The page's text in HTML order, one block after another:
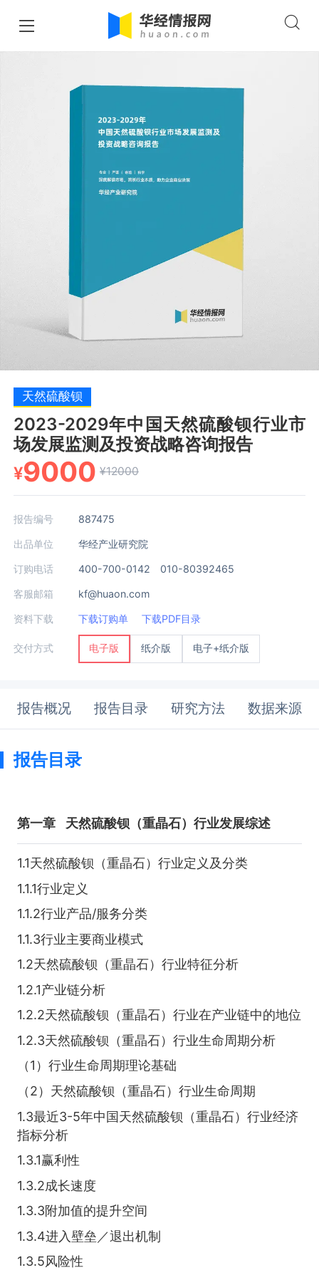
天然硫酸钡
2023-2029年中国天然硫酸钡行业市
场发展监测及投资战略咨询报告
¥9000 ¥12000
报告编号 887475
出品单位 华经产业研究院
订购电话 400-700-0142 010-80392465
客服邮箱 kf@huaon.com
资料下载 下载订购单 下载PDF目录
交付方式 电子版 纸介版 电子+纸介版
报告概况 报告目录 研究方法 数据来源
报告目录
第一章 天然硫酸钡（重晶石）行业发展综述
1.1天然硫酸钡（重晶石）行业定义及分类
1.1.1行业定义
1.1.2行业产品/服务分类
1.1.3行业主要商业模式
1.2天然硫酸钡（重晶石）行业特征分析
1.2.1产业链分析
1.2.2天然硫酸钡（重晶石）行业在产业链中的地位
1.2.3天然硫酸钡（重晶石）行业生命周期分析
（1）行业生命周期理论基础
（2）天然硫酸钡（重晶石）行业生命周期
1.3最近3-5年中国天然硫酸钡（重晶石）行业经济
指标分析
1.3.1赢利性
1.3.2成长速度
1.3.3附加值的提升空间
1.3.4进入壁垒／退出机制
1.3.5风险性